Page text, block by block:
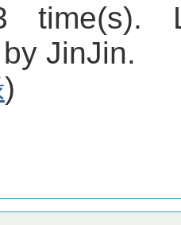
time(s).
JinJin.
)